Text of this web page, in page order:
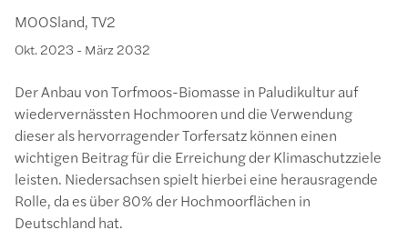
MOOSland, TV2
Okt. 2023 - März 2032
Der Anbau von Torfmoos-Biomasse in Paludikultur auf
wiedervernässten Hochmooren und die Verwendung
dieser als hervorragender Torfersatz können einen
wichtigen Beitrag für die Erreichung der Klimaschutzziele
leisten. Niedersachsen spielt hierbei eine herausragende
Rolle, da es über 80% der Hochmoorflächen in
Deutschland hat.